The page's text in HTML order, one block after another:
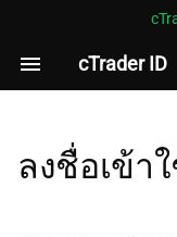
cTrader ID
กำ
Google
ลงชื่อเข้า